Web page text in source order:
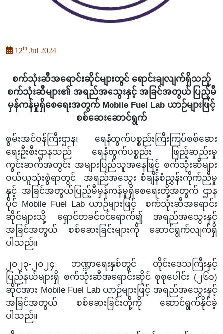
12th Jul 2024
စက်သုံးဆီအရောင်းဆိုင်များတွင် ရောင်းချလျက်ရှိသည့်
စက်သုံးဆီများ၏ အရည်အသွေးနှင့် အခြင်အတွယ် ပြည့်မီ
မှန်ကန်မှုရှိစေရေးအတွက် Mobile Fuel Lab ယာဉ်များဖြင့်
စစ်ဆေးဆောင်ရွက်
စွမ်းအင်ဝန်ကြီးဌာန၊ ရေနံထွက်ပစ္စည်းကြီးကြပ်စစ်ဆေး
ရေးဦးစီးဌာနသည် ရေနံထွက်ပစ္စည်း ဖြည့်ဆည်းမှု
ကွင်းဆက်အတွင်း အများပြည်သူအနေဖြင့် စက်သုံးဆီများ
ဝယ်ယူသုံးစွဲရာတွင် အရည်အသွေး စံချိန်စံညွှန်းကိုက်ညီမှု
နှင့် အခြင်အတွယ်ပြည့်မီမှန်ကန်မှုရှိစေရေးတို့အတွက် ဌာန
ပိုင် Mobile Fuel Lab ယာဉ်များဖြင့် စက်သုံးဆီအရောင်း
ဆိုင်များသို့ ရှောင်တခင်ဝင်ရောက်၍ အရည်အသွေးနှင့်
အခြင်အတွယ် စစ်ဆေးခြင်းများကို ဆောင်ရွက်လျက်ရှိ
ပါသည်။
၂၀၂၃-၂၀၂၄ ဘဏ္ဍာရေးနှစ်တွင် တိုင်းဒေသကြီးနှင့်
ပြည်နယ်များရှိ စက်သုံးဆီအရောင်းဆိုင် စုစုပေါင်း (၂၆၁)
ဆိုင်အား Mobile Fuel Lab ယာဉ်များဖြင့် အရည်အသွေးနှင့်
အခြင်အတွယ် စစ်ဆေးခြင်းတို့ကို ဆောင်ရွက်နိုင်ခဲ့
ပါသည်။